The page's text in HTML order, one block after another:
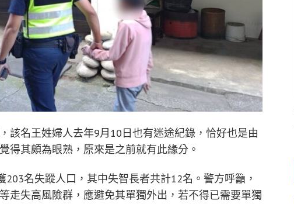
該名王姓婦人去年9月10日也有迷途紀錄，恰好也是由
得其頗為眼熟，原來是之前就有此緣分。
名失蹤人口，其中失智長者共計12名。警方呼籲，
走失高風險群，應避免其單獨外出，若不得已需要單獨